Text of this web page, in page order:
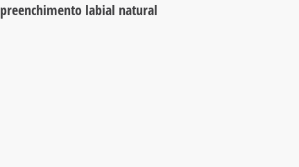
preenchimento labial natural